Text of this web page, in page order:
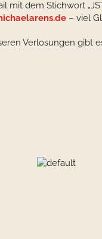
mit dem Stichwort
– viel
Verlosungen gibt